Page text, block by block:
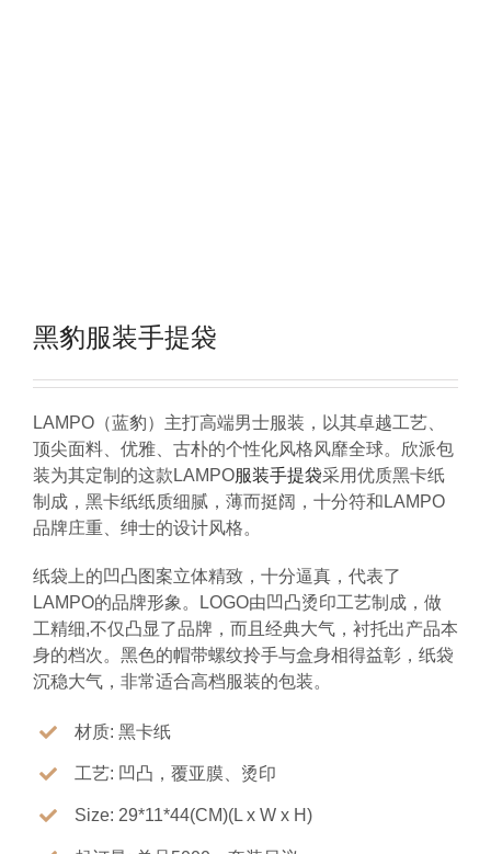
黑豹服装手提袋
LAMPO（蓝豹）主打高端男士服装，以其卓越工艺、
顶尖面料、优雅、古朴的个性化风格风靡全球。欣派包
装为其定制的这款LAMPO服装手提袋采用优质黑卡纸
制成，黑卡纸纸质细腻，薄而挺阔，十分符和LAMPO
品牌庄重、绅士的设计风格。
纸袋上的凹凸图案立体精致，十分逼真，代表了
LAMPO的品牌形象。LOGO由凹凸烫印工艺制成，做
工精细,不仅凸显了品牌，而且经典大气，衬托出产品本
身的档次。黑色的帽带螺纹拎手与盒身相得益彰，纸袋
沉稳大气，非常适合高档服装的包装。
材质: 黑卡纸
工艺: 凹凸，覆亚膜、烫印
Size: 29*11*44(CM)(L x W x H)